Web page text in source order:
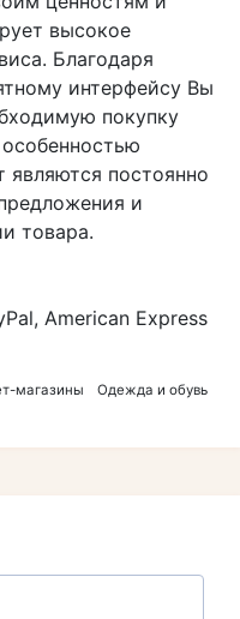
высокое
Благодаря
интерфейсу Вы
покупку
являются постоянно
и
товара.
American Express
магазины Одежда и обувь